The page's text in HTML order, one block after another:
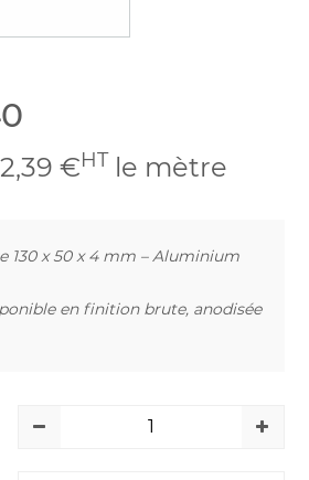
€HT le mètre
130 x 50 x 4 mm – Aluminium
en finition brute, anodisée